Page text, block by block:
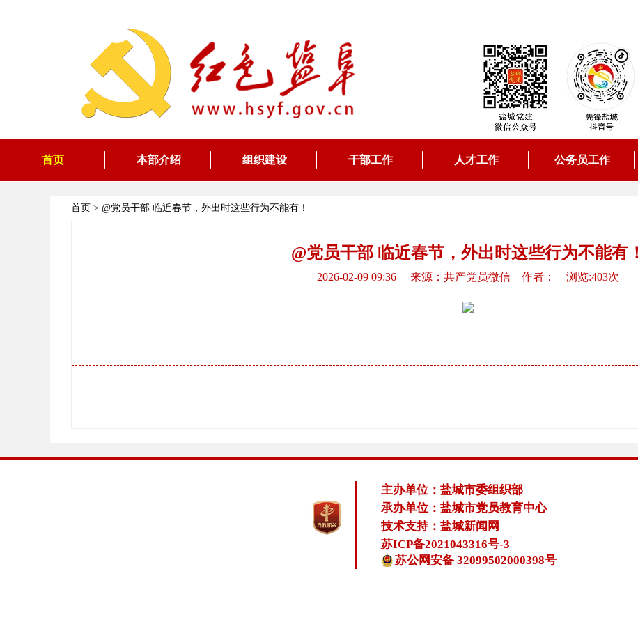
首页 本部介绍 组织建设 干部工作 人才工作 公务员工作
首页 > @党员干部 临近春节，外出时这些行为不能有！
@党员干部 临近春节，外出时这些行为不能有！
2026-02-09 09:36 来源：共产党员微信 作者： 浏览:403次
主办单位：盐城市委组织部
承办单位：盐城市党员教育中心
技术支持：盐城新闻网
苏ICP备2021043316号-3
苏公网安备 32099502000398号